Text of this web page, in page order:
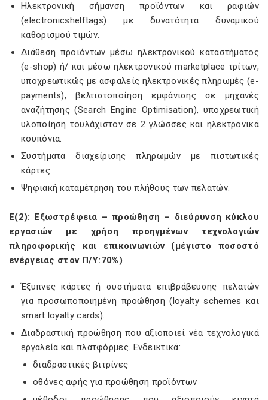
Ηλεκτρονική σήμανση προϊόντων και ραφιών
(electronicshelftags) με δυνατότητα δυναμικού
καθορισμού τιμών.
Διάθεση προϊόντων μέσω ηλεκτρονικού καταστήματος
(e-shop) ή/ και μέσω ηλεκτρονικού marketplace τρίτων,
υποχρεωτικώς με ασφαλείς ηλεκτρονικές πληρωμές (e-
payments), βελτιστοποίηση εμφάνισης σε μηχανές
αναζήτησης (Search Engine Optimisation), υποχρεωτική
υλοποίηση τουλάχιστον σε 2 γλώσσες και ηλεκτρονικά
κουπόνια.
Συστήματα διαχείρισης πληρωμών με πιστωτικές
κάρτες.
Ψηφιακή καταμέτρηση του πλήθους των πελατών.
Ε(2): Εξωστρέφεια – προώθηση – διεύρυνση κύκλου
εργασιών με χρήση προηγμένων τεχνολογιών
πληροφορικής και επικοινωνιών (μέγιστο ποσοστό
ενέργειας στον Π/Υ:70%)
Έξυπνες κάρτες ή συστήματα επιβράβευσης πελατών
για προσωποποιημένη προώθηση (loyalty schemes και
smart loyalty cards).
Διαδραστική προώθηση που αξιοποιεί νέα τεχνολογικά
εργαλεία και πλατφόρμες. Ενδεικτικά:
διαδραστικές βιτρίνες
οθόνες αφής για προώθηση προϊόντων